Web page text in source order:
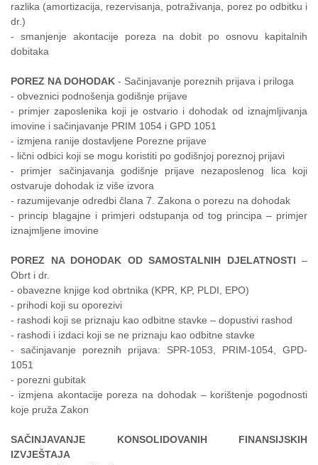
razlika (amortizacija, rezervisanja, potraživanja, porez po odbitku i
dr.)
- smanjenje akontacije poreza na dobit po osnovu kapitalnih
dobitaka
POREZ NA DOHODAK - Sačinjavanje poreznih prijava i priloga
- obveznici podnošenja godišnje prijave
- primjer zaposlenika koji je ostvario i dohodak od iznajmljivanja
imovine i sačinjavanje PRIM 1054 i GPD 1051
- izmjena ranije dostavljene Porezne prijave
- lični odbici koji se mogu koristiti po godišnjoj poreznoj prijavi
- primjer sačinjavanja godišnje prijave nezaposlenog lica koji
ostvaruje dohodak iz više izvora
- razumijevanje odredbi člana 7. Zakona o porezu na dohodak
- princip blagajne i primjeri odstupanja od tog principa – primjer
iznajmljene imovine
POREZ NA DOHODAK OD SAMOSTALNIH DJELATNOSTI –
Obrt i dr.
- obavezne knjige kod obrtnika (KPR, KP, PLDI, EPO)
- prihodi koji su oporezivi
- rashodi koji se priznaju kao odbitne stavke – dopustivi rashod
- rashodi i izdaci koji se ne priznaju kao odbitne stavke
- sačinjavanje poreznih prijava: SPR-1053, PRIM-1054, GPD-
1051
- porezni gubitak
- izmjena akontacije poreza na dohodak – korištenje pogodnosti
koje pruža Zakon
SAČINJAVANJE KONSOLIDOVANIH FINANSIJSKIH
IZVJEŠTAJA